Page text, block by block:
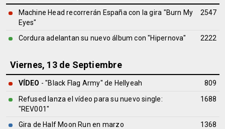
Machine Head recorrerán España con la gira "Burn My
Eyes"
2547
Cordura adelantan su nuevo álbum con "Hipernova" 2222
Viernes, 13 de Septiembre
VÍDEO - "Black Flag Army" de Hellyeah
809
Refused lanza el vídeo para su nuevo single:
"REV001"
1688
Gira de Half Moon Run en marzo
1368